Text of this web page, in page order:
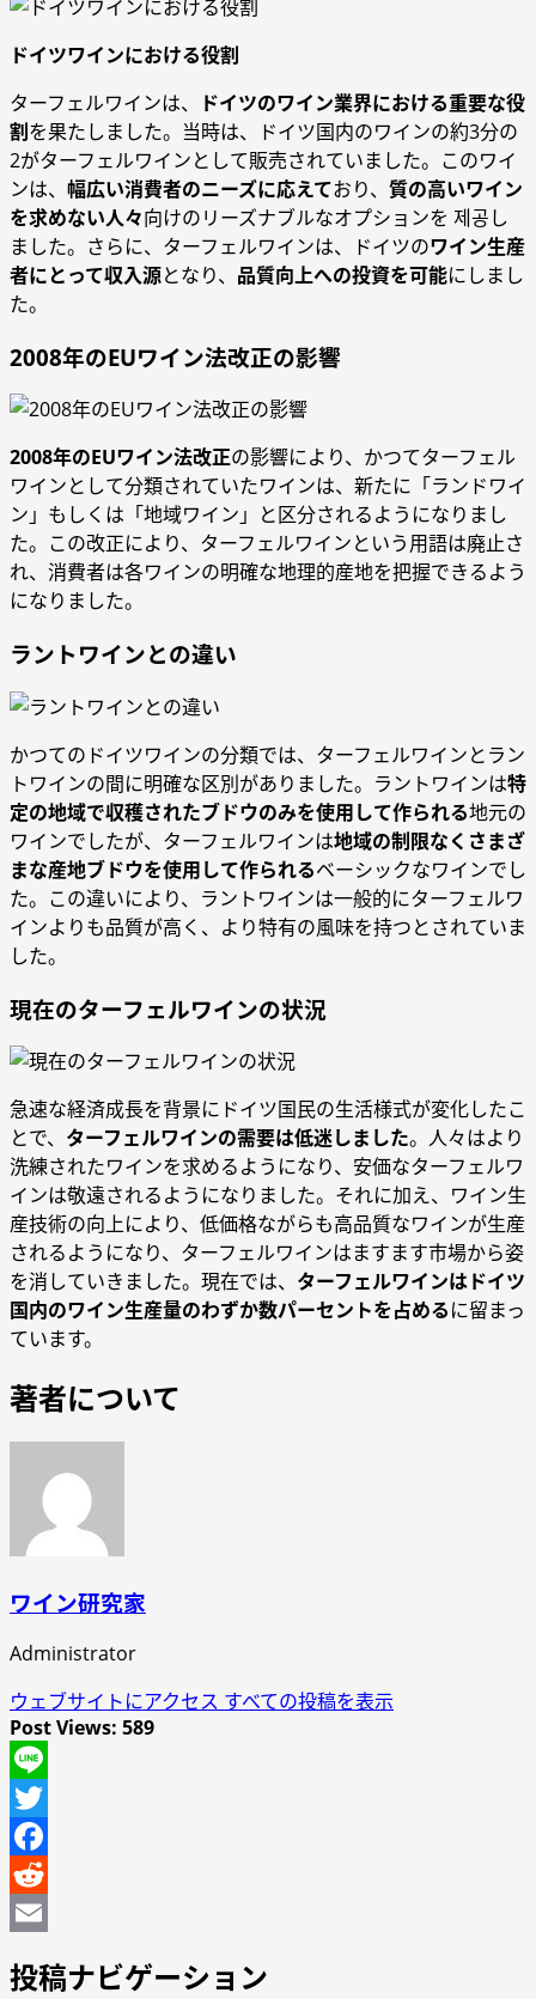
ドイツワインにおける役割
ターフェルワインは、
ドイツのワイン業界における重要な役
割を果たしました。当時は、ドイツ国内のワインの約3分の
2がターフェルワインとして販売されていました。このワイ
ンは、 幅広い消費者のニーズに応えており、 質の高いワイン
を求めない人々向けのリーズナブルなオプションを 제공し
ました。さらに、ターフェルワインは、ドイツのワイン生産
者にとって収入源となり、 品質向上への投資を可能にしまし
た。
2008年のEUワイン法改正の影響
2008年のEUワイン法改正の影響により、かつてターフェル
ワインとして分類されていたワインは、新たに「ランドワイ
ン」もしくは「地域ワイン」と区分されるようになりまし
た。この改正により、ターフェルワインという用語は廃止さ
れ、消費者は各ワインの明確な地理的産地を把握できるよう
になりました。
ラントワインとの違い
かつてのドイツワインの分類では、ターフェルワインとラン
トワインの間に明確な区別がありました。ラントワインは特
定の地域で収穫されたブドウのみを使用して作られる地元の
ワインでしたが、ターフェルワインは地域の制限なくさまざ
まな産地ブドウを使用して作られるベーシックなワインでし
た。この違いにより、ラントワインは一般的にターフェルワ
インよりも品質が高く、より特有の風味を持つとされていま
した。
現在のターフェルワインの状況
急速な経済成長を背景にドイツ国民の生活様式が変化したこ
とで、 ターフェルワインの需要は低迷しました。人々はより
洗練されたワインを求めるようになり、安価なターフェルワ
インは敬遠されるようになりました。それに加え、ワイン生
産技術の向上により、低価格ながらも高品質なワインが生産
されるようになり、ターフェルワインはますます市場から姿
を消していきました。現在では、 ターフェルワインはドイツ
国内のワイン生産量のわずか数パーセントを占めるに留まっ
ています。
著者について
ワイン研究家
Administrator
ウェブサイトにアクセス すべての投稿を表示
Post Views: 589
Line
Twitter
Facebook
Reddit
投稿ナビゲーション